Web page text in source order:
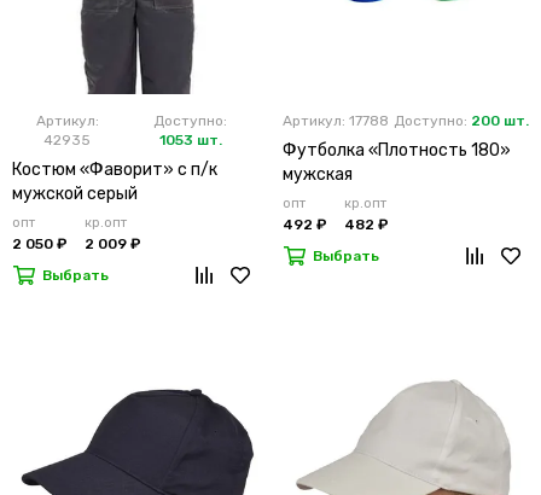
Артикул:
42935
Доступно:
1053 шт.
Костюм «Фаворит» с п/к
мужской серый
опт
2 050 ₽
кр.опт
2 009 ₽
Выбрать
Артикул: 17788 Доступно: 200 шт.
Футболка «Плотность 180»
мужская
опт
492 ₽
кр.опт
482 ₽
Выбрать